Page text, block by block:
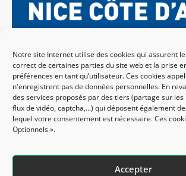
Notre site Internet utilise des cookies qui assurent
correct de certaines parties du site web et la prise
préférences en tant qu’utilisateur. Ces cookies
n'enregistrent pas de données personnelles. En
des services proposés par des tiers (partage sur les
flux de vidéo, captcha,...) qui déposent également
lequel votre consentement est nécessaire. Ces
Optionnels ».
Accepter